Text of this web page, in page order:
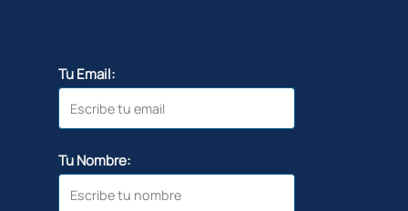
Tu Email:
Tu Nombre: